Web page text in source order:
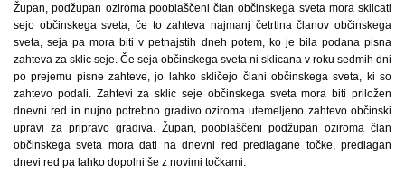
Župan, podžupan oziroma pooblaščeni član občinskega sveta mora sklicati
sejo občinskega sveta, če to zahteva najmanj četrtina članov občinskega
sveta, seja pa mora biti v petnajstih dneh potem, ko je bila podana pisna
zahteva za sklic seje. Če seja občinskega sveta ni sklicana v roku sedmih dni
po prejemu pisne zahteve, jo lahko skličejo člani občinskega sveta, ki so
zahtevo podali. Zahtevi za sklic seje občinskega sveta mora biti priložen
dnevni red in nujno potrebno gradivo oziroma utemeljeno zahtevo občinski
upravi za pripravo gradiva. Župan, pooblaščeni podžupan oziroma član
občinskega sveta mora dati na dnevni red predlagane točke, predlagan
dnevi red pa lahko dopolni še z novimi točkami.